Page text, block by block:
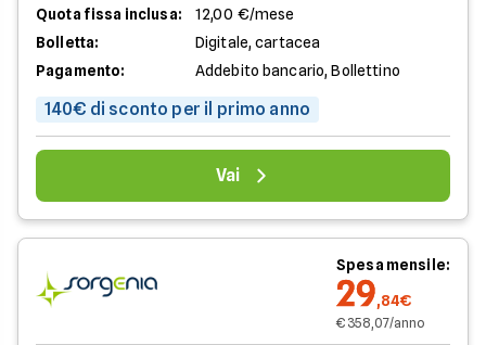
Quota fissa inclusa:
12,00 €/mese
Bolletta:
Digitale, cartacea
Pagamento:
Addebito bancario, Bollettino
140€ di sconto per il primo anno
Vai
Spesa mensile:
29,84€
€ 358,07/anno